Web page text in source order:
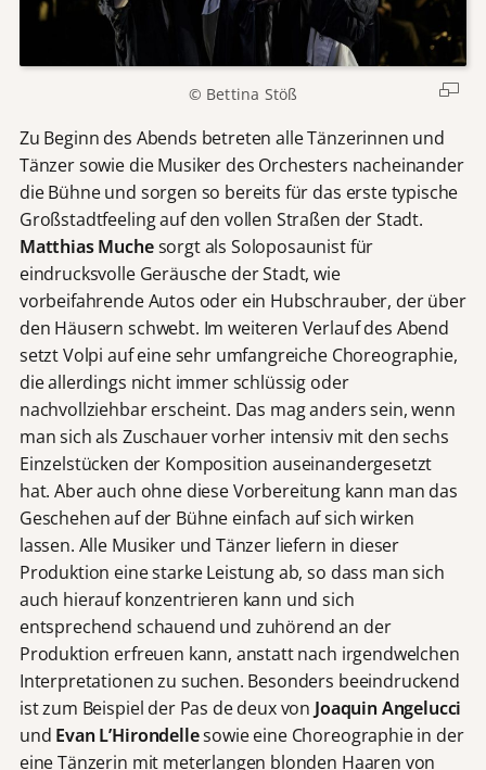
© Bettina Stöß
Zu Beginn des Abends betreten alle Tänzerinnen und
Tänzer sowie die Musiker des Orchesters nacheinander
die Bühne und sorgen so bereits für das erste typische
Großstadtfeeling auf den vollen Straßen der Stadt.
Matthias Muchesorgt als Soloposaunist für
eindrucksvolle Geräusche der Stadt, wie
vorbeifahrende Autos oder ein Hubschrauber, der über
den Häusern schwebt. Im weiteren Verlauf des Abend
setzt Volpi auf eine sehr umfangreiche Choreographie,
die allerdings nicht immer schlüssig oder
nachvollziehbar erscheint. Das mag anders sein, wenn
man sich als Zuschauer vorher intensiv mit den sechs
Einzelstücken der Komposition auseinandergesetzt
hat. Aber auch ohne diese Vorbereitung kann man das
Geschehen auf der Bühne einfach auf sich wirken
lassen. Alle Musiker und Tänzer liefern in dieser
Produktion eine starke Leistung ab, so dass man sich
auch hierauf konzentrieren kann und sich
entsprechend schauend und zuhörend an der
Produktion erfreuen kann, anstatt nach irgendwelchen
Interpretationen zu suchen. Besonders beeindruckend
ist zum Beispiel der Pas de deux von Joaquin Angelucci
und Evan L’Hirondellesowie eine Choreographie in der
eine Tänzerin mit meterlangen blonden Haaren von